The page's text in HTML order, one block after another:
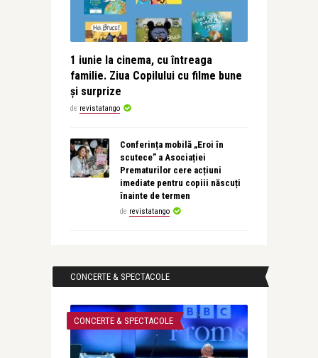
1 iunie la cinema, cu întreaga
familie. Ziua Copilului cu filme bune
și surprize
de revistatango
Conferința mobilă „Eroi în
scutece” a Asociației
Prematurilor cere acțiuni
imediate pentru copiii născuți
înainte de termen
de revistatango
CONCERTE & SPECTACOLE
CONCERTE & SPECTACOLE